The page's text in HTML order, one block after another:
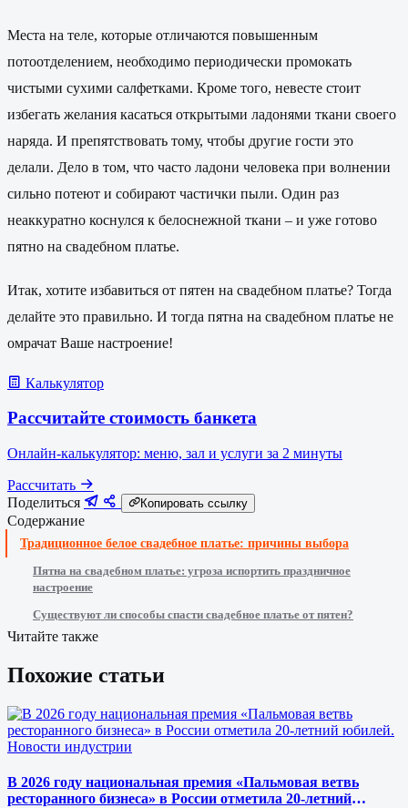
Места на теле, которые отличаются повышенным
потоотделением, необходимо периодически промокать
чистыми сухими салфетками. Кроме того, невесте стоит
избегать желания касаться открытыми ладонями ткани своего
наряда. И препятствовать тому, чтобы другие гости это
делали. Дело в том, что часто ладони человека при волнении
сильно потеют и собирают частички пыли. Один раз
неаккуратно коснулся к белоснежной ткани – и уже готово
пятно на свадебном платье.
Итак, хотите избавиться от пятен на свадебном платье? Тогда
делайте это правильно. И тогда пятна на свадебном платье не
омрачат Ваше настроение!
Калькулятор
Рассчитайте стоимость банкета
Онлайн-калькулятор: меню, зал и услуги за 2 минуты
Рассчитать
Поделиться
Копировать ссылку
Содержание
Традиционное белое свадебное платье: причины выбора
Пятна на свадебном платье: угроза испортить праздничное
настроение
Существуют ли способы спасти свадебное платье от пятен?
Читайте также
Похожие статьи
Новости индустрии
В 2026 году национальная премия «Пальмовая ветвь
ресторанного бизнеса» в России отметила 20-летний